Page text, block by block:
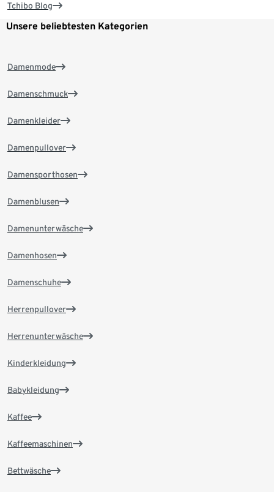
Tchibo Blog
Unsere beliebtesten Kategorien
Damenmode
Damenschmuck
Damenkleider
Damenpullover
Damensporthosen
Damenblusen
Damenunterwäsche
Damenhosen
Damenschuhe
Herrenpullover
Herrenunterwäsche
Kinderkleidung
Babykleidung
Kaffee
Kaffeemaschinen
Bettwäsche